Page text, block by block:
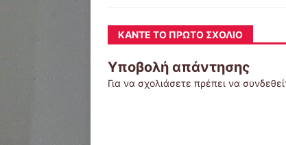
ΚΆΝΤΕ ΤΟ ΠΡΏΤΟ ΣΧΌΛΙΟ
Υποβολή απάντησης
Για να σχολιάσετε πρέπει να